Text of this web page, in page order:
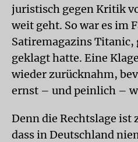
juristisch gegen Kritik
weit geht. So war es im
Satiremagazins Titanic,
geklagt hatte. Eine
wieder zurücknahm,
ernst – und peinlich –
Denn die Rechtslage ist
dass in Deutschland